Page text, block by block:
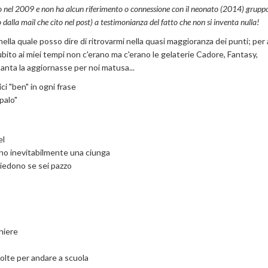
2009 e non ha alcun riferimento o connessione con il neonato (2014)
mail che cito nel post) a testimonianza del fatto che non si inventa nulla!
quale posso dire di ritrovarmi nella quasi maggioranza dei punti; per
ai miei tempi non c'erano ma c'erano le gelaterie Cadore, Fantasy,
la aggiornasse per noi matusa...
"ben" in ogni frase
inevitabilmente una ciunga
se sei pazzo
per andare a scuola